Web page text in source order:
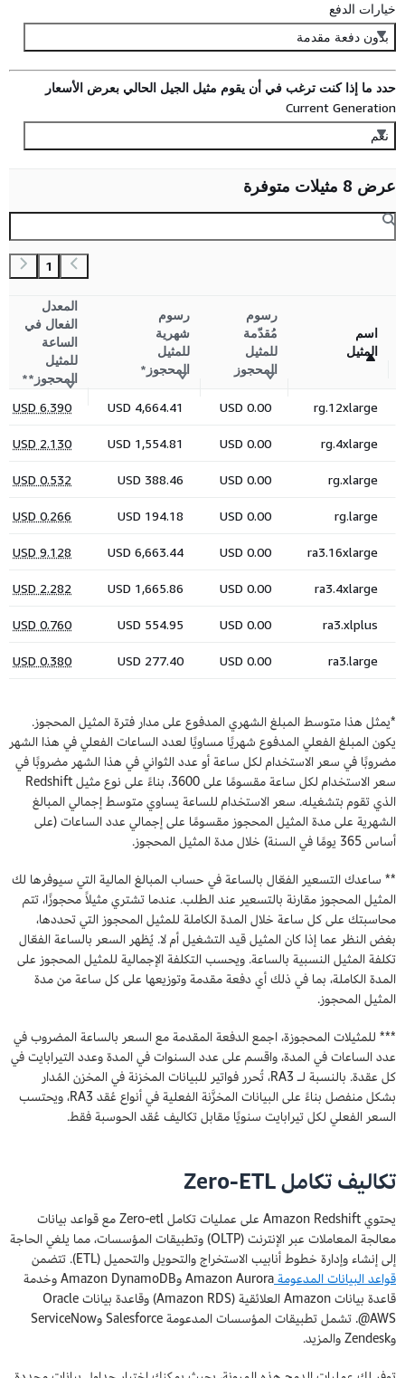
*يمثل هذا متوسط المبلغ الشهري المدفوع على مدار فترة المثيل المحجوز.
يكون المبلغ الفعلي المدفوع شهريًا مساويًا لعدد الساعات الفعلي في هذا الشهر
مضروبًا في سعر الاستخدام لكل ساعة أو عدد الثواني في هذا الشهر مضروبًا في
سعر الاستخدام لكل ساعة مقسومًا على 3600، بناءً على نوع مثيل Redshift
الذي تقوم بتشغيله. سعر الاستخدام للساعة يساوي متوسط إجمالي المبالغ
الشهرية على مدة المثيل المحجوز مقسومًا على إجمالي عدد الساعات (على
أساس 365 يومًا في السنة) خلال مدة المثيل المحجوز.
** ساعدك التسعير الفعّال بالساعة في حساب المبالغ المالية التي سيوفرها لك
المثيل المحجوز مقارنة بالتسعير عند الطلب. عندما تشتري مثيلاً محجوزًا، تتم
محاسبتك على كل ساعة خلال المدة الكاملة للمثيل المحجوز التي تحددها،
بغض النظر عما إذا كان المثيل قيد التشغيل أم لا. يُظهر السعر بالساعة الفعّال
تكلفة المثيل النسبية بالساعة. ويحسب التكلفة الإجمالية للمثيل المحجوز على
المدة الكاملة، بما في ذلك أي دفعة مقدمة وتوزيعها على كل ساعة من مدة
المثيل المحجوز.
*** للمثيلات المحجوزة، اجمع الدفعة المقدمة مع السعر بالساعة المضروب في
عدد الساعات في المدة، واقسم على عدد السنوات في المدة وعدد التيرابايت في
كل عقدة. بالنسبة لـ RA3، تُحرر فواتير للبيانات المخزنة في المخزن المُدار
بشكل منفصل بناءً على البيانات المخزَّنة الفعلية في أنواع عُقد RA3، ويحتسب
السعر الفعلي لكل تيرابايت سنويًا مقابل تكاليف عُقد الحوسبة فقط.
تكاليف تكامل Zero-ETL
يحتوي Amazon Redshift على عمليات تكامل Zero-etl مع قواعد بيانات
معالجة المعاملات عبر الإنترنت (OLTP) وتطبيقات المؤسسات، مما يلغي الحاجة
إلى إنشاء وإدارة خطوط أنابيب الاستخراج والتحويل والتحميل (ETL). تتضمن
قواعد البيانات المدعومة
Amazon Aurora وAmazon DynamoDB وخدمة
قاعدة بيانات Amazon العلائقية (Amazon RDS) وقاعدة بيانات Oracle
@AWS. تشمل تطبيقات المؤسسات المدعومة Salesforce وServiceNow
وZendesk والمزيد.